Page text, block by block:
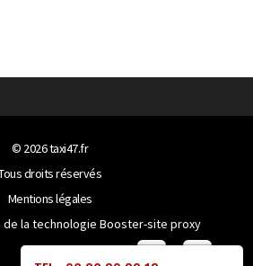
© 2026taxi47.fr
droits réservés
Mentions légales
la technologie Booster-site proxy